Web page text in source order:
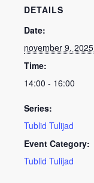
DETAILS
Date:
november 9, 2025
Time:
14:00 - 16:00
Series:
Tublid Tulijad
Event Category:
Tublid Tulijad